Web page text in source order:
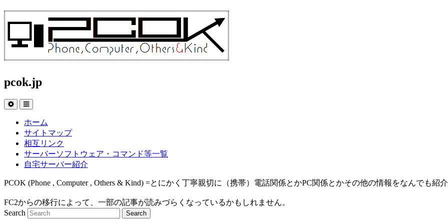
pcok.jp
ホーム
サイトマップ
相互リンク
サーバーソフトウェア・コマンド等一覧
自宅サーバー紹介
PCOK (Phone , Computer , Others & Kind) =とにかく丁寧親切に（携帯）電話関係とかPC関係とかその他の情報をなんでも紹
FC2からの移行によって、一部の記事が読みづらくなっているかもしれません。
Search